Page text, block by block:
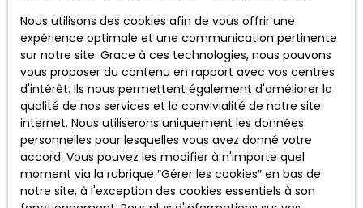
Pourquoi faire appel à Agence
53pour estimer un bien
immobilier à Saint-Omer ?
Nous utilisons des cookies afin de vous offrir une
expérience optimale et une communication pertinente
sur notre site. Grace à ces technologies, nous pouvons
vous proposer du contenu en rapport avec vos centres
d'intérêt. Ils nous permettent également d'améliorer la
qualité de nos services et la convivialité de notre site
internet. Nous utiliserons uniquement les données
personnelles pour lesquelles vous avez donné votre
accord. Vous pouvez les modifier à n'importe quel
moment via la rubrique ″Gérer les cookies″ en bas de
notre site, à l'exception des cookies essentiels à son